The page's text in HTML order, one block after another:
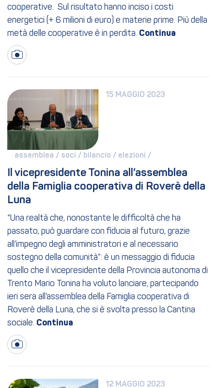
cooperative. Sul risultato hanno inciso i costi
energetici (+ 6 milioni di euro) e materie prime. Più della
metà delle cooperative è in perdita.
15 MAGGIO 2023
assemblea / soci / bilancio / elezioni /
Il vicepresidente Tonina all’assemblea
della Famiglia cooperativa di Roverè della
Luna
“Una realtà che, nonostante le difficoltà che ha
passato, può guardare con fiducia al futuro, grazie
all’impegno degli amministratori e al necessario
sostegno della comunità”: è un messaggio di fiducia
quello che il vicepresidente della Provincia autonoma di
Trento Mario Tonina ha voluto lanciare, partecipando
ieri sera all’assemblea della Famiglia cooperativa di
Roverè della Luna, che si è svolta presso la Cantina
sociale.
12 MAGGIO 2023